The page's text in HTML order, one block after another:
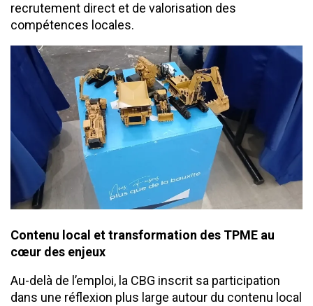
recrutement direct et de valorisation des
compétences locales.
Contenu local et transformation des TPME au
cœur des enjeux
Au-delà de l’emploi, la CBG inscrit sa participation
dans une réflexion plus large autour du contenu local